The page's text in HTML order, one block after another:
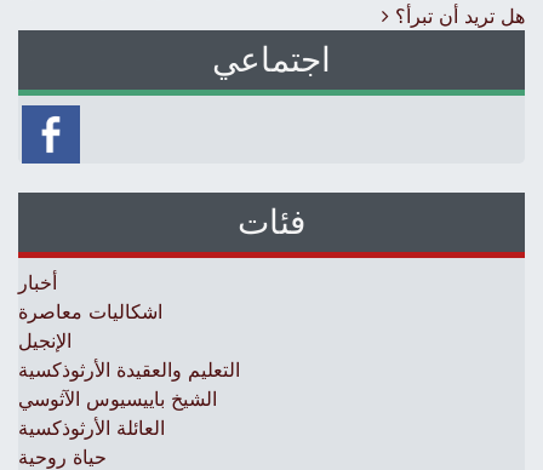
هل تريد أن تبرأ؟
اجتماعي
فئات
أخبار
اشكاليات معاصرة
الإنجيل
التعليم والعقيدة الأرثوذكسية
الشيخ باييسيوس الآثوسي
العائلة الأرثوذكسية
حياة روحية